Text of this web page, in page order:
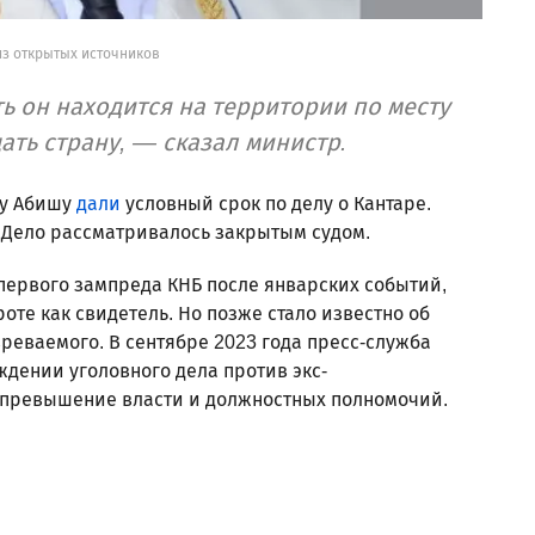
открытых источников
он находится на территории по месту
страну, — сказал министр.
Абишу дали условный срок по делу о Кантаре.
рассматривалось закрытым судом.
зампреда КНБ после январских событий,
как свидетель. Но позже стало известно об
В сентябре 2023 года пресс-служба
уголовного дела против экс-
власти и должностных полномочий.